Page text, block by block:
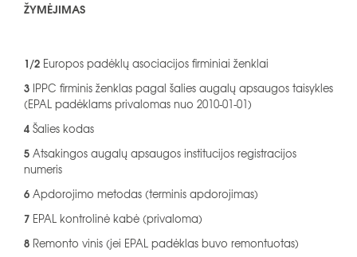
ŽYMĖJIMAS
1/2 Europos padėklų asociacijos firminiai ženklai
3 IPPC firminis ženklas pagal šalies augalų apsaugos taisykles
(EPAL padėklams privalomas nuo 2010-01-01)
4 Šalies kodas
5 Atsakingos augalų apsaugos institucijos registracijos
numeris
6 Apdorojimo metodas (terminis apdorojimas)
7 EPAL kontrolinė kabė (privaloma)
8 Remonto vinis (jei EPAL padėklas buvo remontuotas)